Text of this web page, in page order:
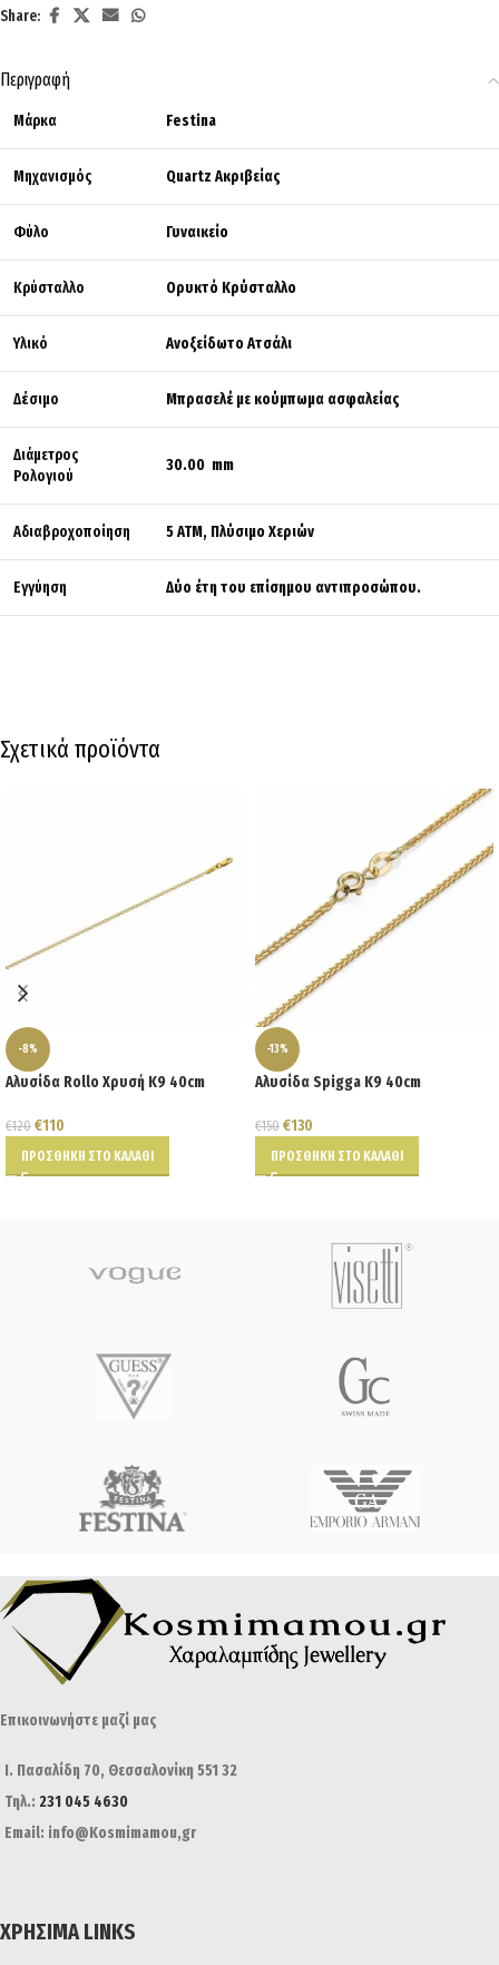
Share:
Περιγραφή
Μάρκα Festina
Μηχανισμός Quartz Ακριβείας
Φύλο Γυναικείο
Κρύσταλλο Ορυκτό Κρύσταλλο
Υλικό Ανοξείδωτο Ατσάλι
Δέσιμο Μπρασελέ με κούμπωμα ασφαλείας
Διάμετρος
Ρολογιού
30.00 mm
Αδιαβροχοποίηση 5 ATM, Πλύσιμο Χεριών
Εγγύηση Δύο έτη του επίσημου αντιπροσώπου.
Σχετικά προϊόντα
-8%
Αλυσίδα Rollo Χρυσή Κ9 40cm
€120 €110
ΠΡΟΣΘΉΚΗ ΣΤΟ ΚΑΛΆΘΙ
-13%
Αλυσίδα Spigga K9 40cm
€150 €130
ΠΡΟΣΘΉΚΗ ΣΤΟ ΚΑΛΆΘΙ
Επικοινωνήστε μαζί μας
Ι. Πασαλίδη 70, Θεσσαλονίκη 551 32
Τηλ.: 231 045 4630
Email: info@Kosmimamou,gr
ΧΡΉΣΙΜΑ LINKS